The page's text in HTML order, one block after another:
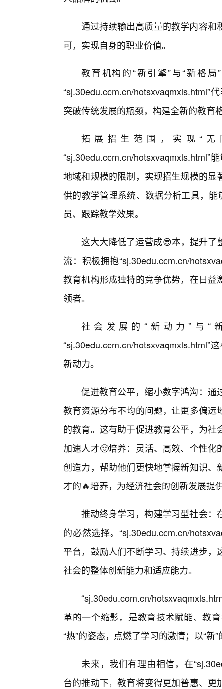
通过持续输出高质量的教学内容和
可，实现自身的职业价值。
教育机构的“新引擎”与“新格
“sj.30edu.com.cn/hotsxvaqmxls.html”
突破传统发展的瓶颈，构建全新的教育
拓展招生范围，实现“
“sj.30edu.com.cn/hotsxvaqmxls.html”
地域和规模的限制，实现招生规模的
供的教学管理系统、数据分析工具，
员、跟踪教学效果。
这大大降低了运营成😎本，提升了
流：积极拥抱“sj.30edu.com.cn/
教育机构形成独特的竞争优势，在日
领者。
社会发展的“新动力”与“
“sj.30edu.com.cn/hotsxvaqmxls.html”
新动力。
促进教育公平，缩小数字鸿沟：通
教育资源分布不均的问题，让更多偏
的教育。这有助于促进教育公平，为
加速人才🙂培养：灵活、高效、个性
创造力，帮助他们更快地掌握新知识
才的🔥培养，为经济社会的创新发展提
推动终身学习，构建学习型社会：
的必然选择。“sj.30edu.com.cn/
平台，鼓励人们不断学习、持续进步
社会的整体创新能力和适应能力。
“sj.30edu.com.cn/
革的一个缩影，是教育技术赋能、教
“热”的姿态，点燃了学习的激情；以“新
未来，我们有理由相信，在
台的推动下，教育将变得更加普惠、